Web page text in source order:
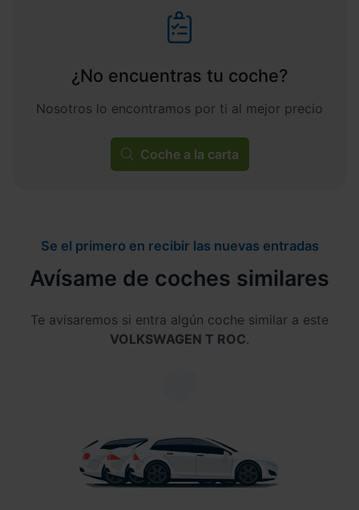
¿No encuentras tu coche?
Nosotros lo encontramos por ti al mejor precio
Coche a la carta
Se el primero en recibir las nuevas entradas
Avísame de coches similares
Te avisaremos si entra algún coche similar a este
VOLKSWAGEN T ROC.